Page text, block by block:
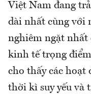
Việt Nam đang
dài nhất cùng với
nghiêm ngặt nhất
kinh tế trọng
cho thấy các hoạt
thời kì suy yếu và